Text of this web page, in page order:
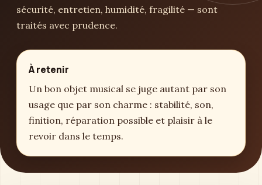
sécurité, entretien, humidité, fragilité — sont
traités avec prudence.
À retenir
Un bon objet musical se juge autant par son
usage que par son charme : stabilité, son,
finition, réparation possible et plaisir à le
revoir dans le temps.